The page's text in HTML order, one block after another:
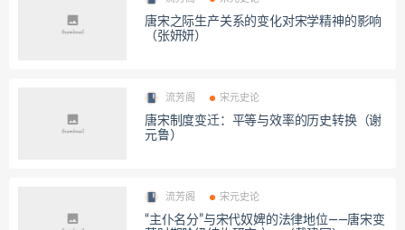
唐宋之际生产关系的变化对宋学精神的影响
（张妍妍）
流芳阁 宋元史论
唐宋制度变迁：平等与效率的历史转换（谢
元鲁）
流芳阁 宋元史论
“主仆名分”与宋代奴婢的法律地位——唐宋变